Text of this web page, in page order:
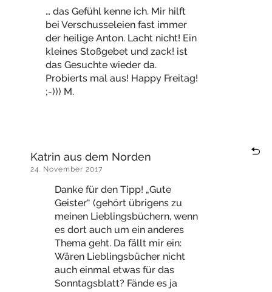
… das Gefühl kenne ich. Mir hilft
bei Verschusseleien fast immer
der heilige Anton. Lacht nicht! Ein
kleines Stoßgebet und zack! ist
das Gesuchte wieder da.
Probierts mal aus! Happy Freitag!
;-))) M.
Katrin aus dem Norden
24. November 2017
Danke für den Tipp! „Gute
Geister“ (gehört übrigens zu
meinen Lieblingsbüchern, wenn
es dort auch um ein anderes
Thema geht. Da fällt mir ein:
Wären Lieblingsbücher nicht
auch einmal etwas für das
Sonntagsblatt? Fände es ja